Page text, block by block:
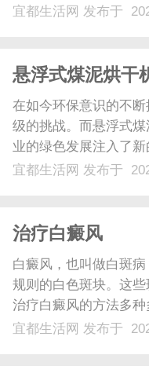
比亚迪亮相2023东京
宜都生活网 发布于
悬浮式煤泥烘干
在如今环保意识的不
级的挑战。而悬浮式
业的绿色发展注入了
干机采用了先进的悬
宜都生活网 发布于
治疗白癜风
白癜风，也叫做白斑
规则的白色斑块。这
治疗白癜风的方法多
激光治疗是一种常见
宜都生活网 发布于